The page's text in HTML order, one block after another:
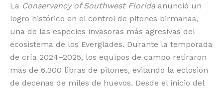
La Conservancy of Southwest Florida anunció un
logro histórico en el control de pitones birmanas,
una de las especies invasoras más agresivas del
ecosistema de los Everglades. Durante la temporada
de cría 2024–2025, los equipos de campo retiraron
más de 6.300 libras de pitones, evitando la eclosión
de decenas de miles de huevos. Desde el inicio del